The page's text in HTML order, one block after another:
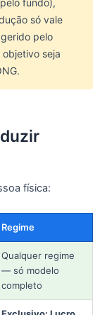
só vale
pelo
seja
física:
Regime
Qualquer regime
— só modelo
completo